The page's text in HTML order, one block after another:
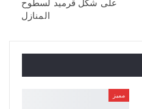
على شكل قرميد لسطوح
المنازل
مميز